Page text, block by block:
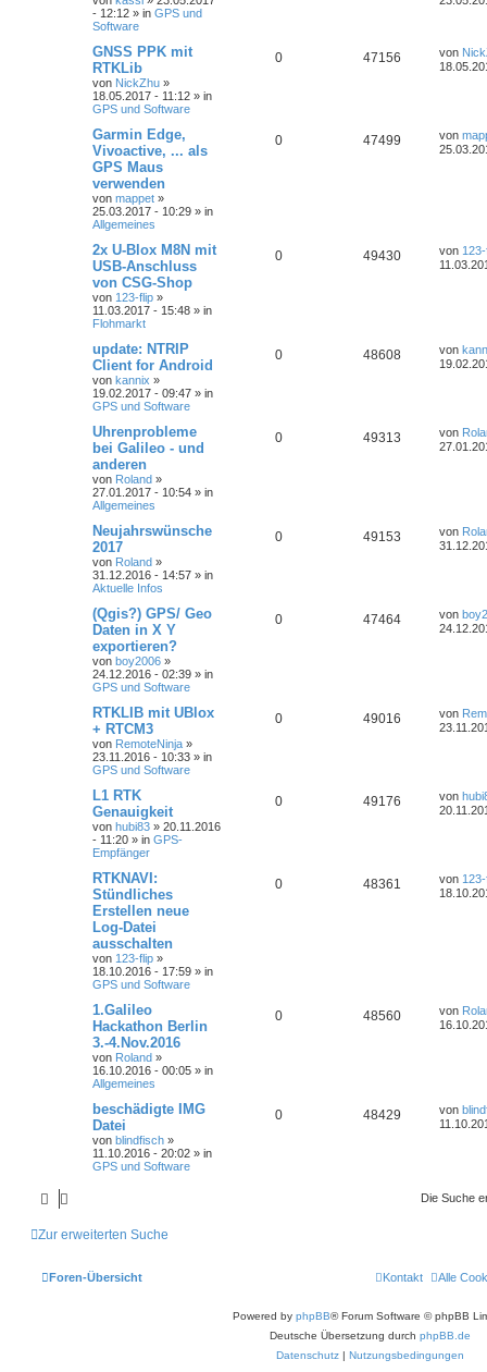
- 12:12 » in GPS und
Software
GNSS PPK mit
RTKLib
von NickZhu »
18.05.2017 - 11:12 » in
GPS und Software
0 47156 von
Garmin Edge,
Vivoactive, ... als
GPS Maus
verwenden
von mappet »
25.03.2017 - 10:29 » in
Allgemeines
0 47499 von
2x U-Blox M8N mit
USB-Anschluss
von CSG-Shop
von 123-flip »
11.03.2017 - 15:48 » in
Flohmarkt
0 49430 von
update: NTRIP
Client for Android
von kannix »
19.02.2017 - 09:47 » in
GPS und Software
0 48608 von
Uhrenprobleme
bei Galileo - und
anderen
von Roland »
27.01.2017 - 10:54 » in
Allgemeines
0 49313 von
Neujahrswünsche
2017
von Roland »
31.12.2016 - 14:57 » in
Aktuelle Infos
0 49153 von
(Qgis?) GPS/ Geo
Daten in X Y
exportieren?
von boy2006 »
24.12.2016 - 02:39 » in
GPS und Software
0 47464 von
RTKLIB mit UBlox
+ RTCM3
von RemoteNinja »
23.11.2016 - 10:33 » in
GPS und Software
0 49016 von
L1 RTK
Genauigkeit
von hubi83 » 20.11.2016
- 11:20 » in GPS-
Empfänger
0 49176 von
RTKNAVI:
Stündliches
Erstellen neue
Log-Datei
ausschalten
von 123-flip »
18.10.2016 - 17:59 » in
GPS und Software
0 48361 von
1.Galileo
Hackathon Berlin
3.-4.Nov.2016
von Roland »
16.10.2016 - 00:05 » in
Allgemeines
0 48560 von
beschädigte IMG
Datei
von blindfisch »
11.10.2016 - 20:02 » in
GPS und Software
0 48429 von
Die Suche
Zur erweiterten Suche
Foren-Übersicht Alle
Kontakt
Powered by phpBB® Forum Software © phpBB
Deutsche Übersetzung durch phpBB.de
Datenschutz | Nutzungsbedingungen